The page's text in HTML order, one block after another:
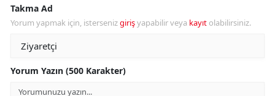
Takma Ad
Yorum yapmak için, istersenizgirişyapabilir veya kayıt olabilirsiniz.
Yorum Yazın (500 Karakter)